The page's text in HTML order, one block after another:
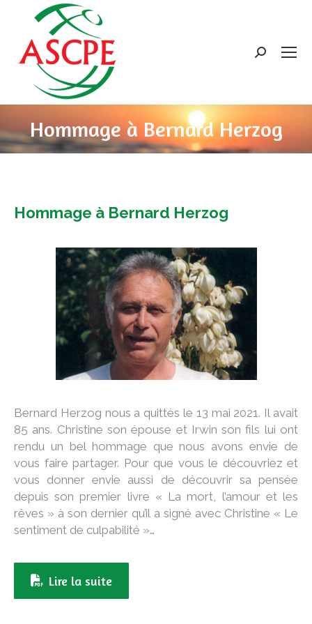
Search:
Hommage à Bernard Herzog
Hommage à Bernard Herzog
Bernard Herzog nous a quittés le 13 mai 2021. Il avait
85 ans. Christine son épouse et Irwin son fils lui ont
rendu un bel hommage que nous avons envie de
vous faire partager. Pour que vous le découvriez et
vous donner envie aussi de découvrir sa pensée
depuis son premier livre « La mort, l’amour et les
rêves » à son dernier qu’il a signé avec Christine « Le
sentiment de culpabilité »…
Lire la suite